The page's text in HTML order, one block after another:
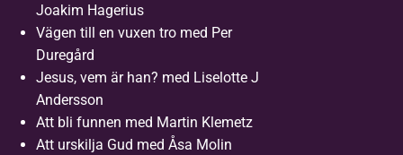
Joakim Hagerius
Vägen till en vuxen tro med Per
Duregård
Jesus, vem är han? med Liselotte J
Andersson
Att bli funnen med Martin Klemetz
Att urskilja Gud med Åsa Molin